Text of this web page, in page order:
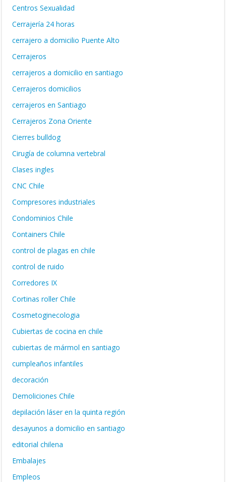
Centros Sexualidad
Cerrajería 24 horas
cerrajero a domicilio Puente Alto
Cerrajeros
cerrajeros a domicilio en santiago
Cerrajeros domicilios
cerrajeros en Santiago
Cerrajeros Zona Oriente
Cierres bulldog
Cirugía de columna vertebral
Clases ingles
CNC Chile
Compresores industriales
Condominios Chile
Containers Chile
control de plagas en chile
control de ruido
Corredores IX
Cortinas roller Chile
Cosmetoginecologia
Cubiertas de cocina en chile
cubiertas de mármol en santiago
cumpleaños infantiles
decoración
Demoliciones Chile
depilación láser en la quinta región
desayunos a domicilio en santiago
editorial chilena
Embalajes
Empleos